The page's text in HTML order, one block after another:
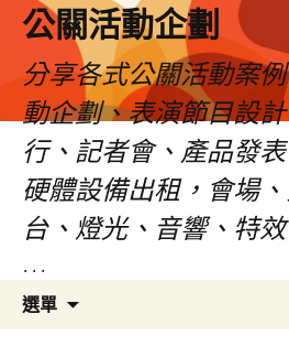
公關活動企劃
分享各式公關活動案
動企劃、表演節目設
行、記者會、產品發
硬體設備出租，會場
台、燈光、音響、特
…
選單